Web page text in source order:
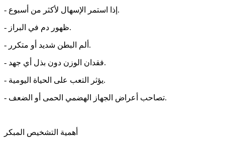
- إذا استمر الإسهال لأكثر من أسبوع.
- ظهور دم في البراز.
- ألم البطن شديد أو متكرر.
- فقدان الوزن دون بذل أي جهد.
- يؤثر التعب على الحياة اليومية.
- تصاحب أعراض الجهاز الهضمي الحمى أو الضعف.
أهمية التشخيص المبكر